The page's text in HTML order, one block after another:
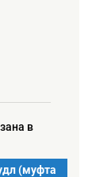
в
(муфта